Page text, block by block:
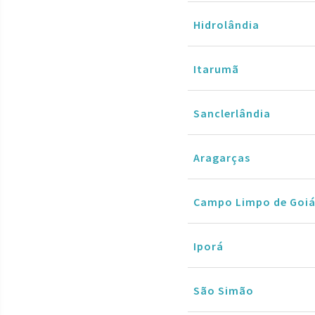
Hidrolândia
Itarumã
Sanclerlândia
Aragarças
Campo Limpo de
Iporá
São Simão